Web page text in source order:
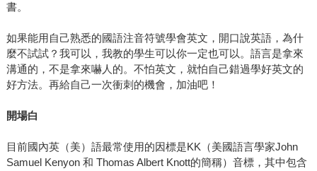
書。
如果能用自己熟悉的國語注音符號學會英文，開口說英語，為什
麼不試試？我可以，我教的學生可以你一定也可以。語言是拿來
溝通的，不是拿來嚇人的。不怕英文，就怕自己錯過學好英文的
好方法。再給自己一次衝刺的機會，加油吧！
開場白
目前國內英（美）語最常使用的因標是KK（美國語言學家John
Samuel Kenyon 和 Thomas Albert Knott的簡稱）音標，其中包含